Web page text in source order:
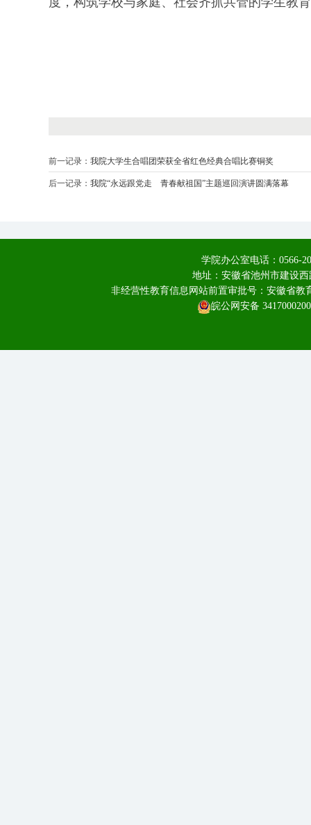
前一记录： 我院大学生合唱团荣获全省红色经典合唱比赛铜奖
后一记录： 我院“永远跟党走 青春献祖国”主题巡回演讲圆满落幕
学院办公室电话：0566-
地址：安徽省池州市建设
非经营性教育信息网站前置审批号：安徽省
皖公网安备